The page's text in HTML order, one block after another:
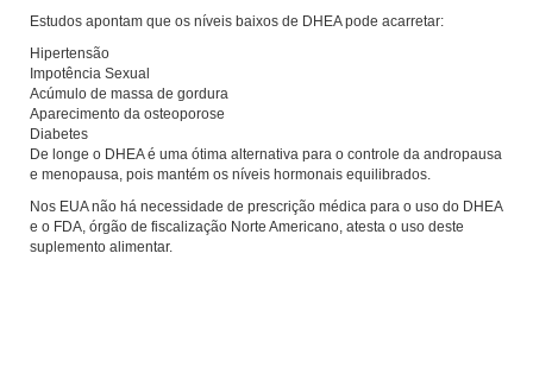
Estudos apontam que os níveis baixos de DHEA pode acarretar:
Hipertensão
Impotência Sexual
Acúmulo de massa de gordura
Aparecimento da osteoporose
Diabetes
De longe o DHEA é uma ótima alternativa para o controle da andropausa
e menopausa, pois mantém os níveis hormonais equilibrados.
Nos EUA não há necessidade de prescrição médica para o uso do DHEA
e o FDA, órgão de fiscalização Norte Americano, atesta o uso deste
suplemento alimentar.